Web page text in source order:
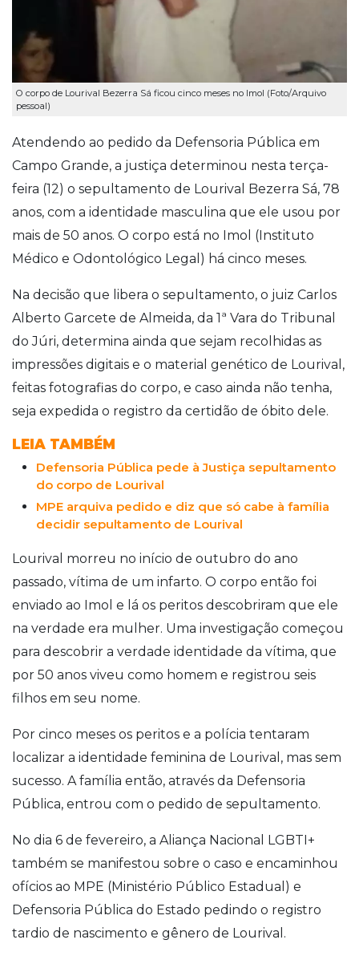
O corpo de Lourival Bezerra Sá ficou cinco meses no Imol (Foto/Arquivo
pessoal)
Atendendo ao pedido da Defensoria Pública em
Campo Grande, a justiça determinou nesta terça-
feira (12) o sepultamento de Lourival Bezerra Sá, 78
anos, com a identidade masculina que ele usou por
mais de 50 anos. O corpo está no Imol (Instituto
Médico e Odontológico Legal) há cinco meses.
Na decisão que libera o sepultamento, o juiz Carlos
Alberto Garcete de Almeida, da 1ª Vara do Tribunal
do Júri, determina ainda que sejam recolhidas as
impressões digitais e o material genético de Lourival,
feitas fotografias do corpo, e caso ainda não tenha,
seja expedida o registro da certidão de óbito dele.
LEIA TAMBÉM
Defensoria Pública pede à Justiça sepultamento
do corpo de Lourival
MPE arquiva pedido e diz que só cabe à família
decidir sepultamento de Lourival
Lourival morreu no início de outubro do ano
passado, vítima de um infarto. O corpo então foi
enviado ao Imol e lá os peritos descobriram que ele
na verdade era mulher. Uma investigação começou
para descobrir a verdade identidade da vítima, que
por 50 anos viveu como homem e registrou seis
filhos em seu nome.
Por cinco meses os peritos e a polícia tentaram
localizar a identidade feminina de Lourival, mas sem
sucesso. A família então, através da Defensoria
Pública, entrou com o pedido de sepultamento.
No dia 6 de fevereiro, a Aliança Nacional LGBTI+
também se manifestou sobre o caso e encaminhou
ofícios ao MPE (Ministério Público Estadual) e
Defensoria Pública do Estado pedindo o registro
tardio de nascimento e gênero de Lourival.